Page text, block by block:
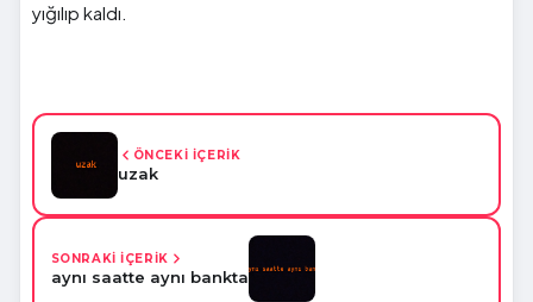
yığılıp kaldı.
ÖNCEKİ İÇERİK
uzak
SONRAKİ İÇERİK
aynı saatte aynı bankta